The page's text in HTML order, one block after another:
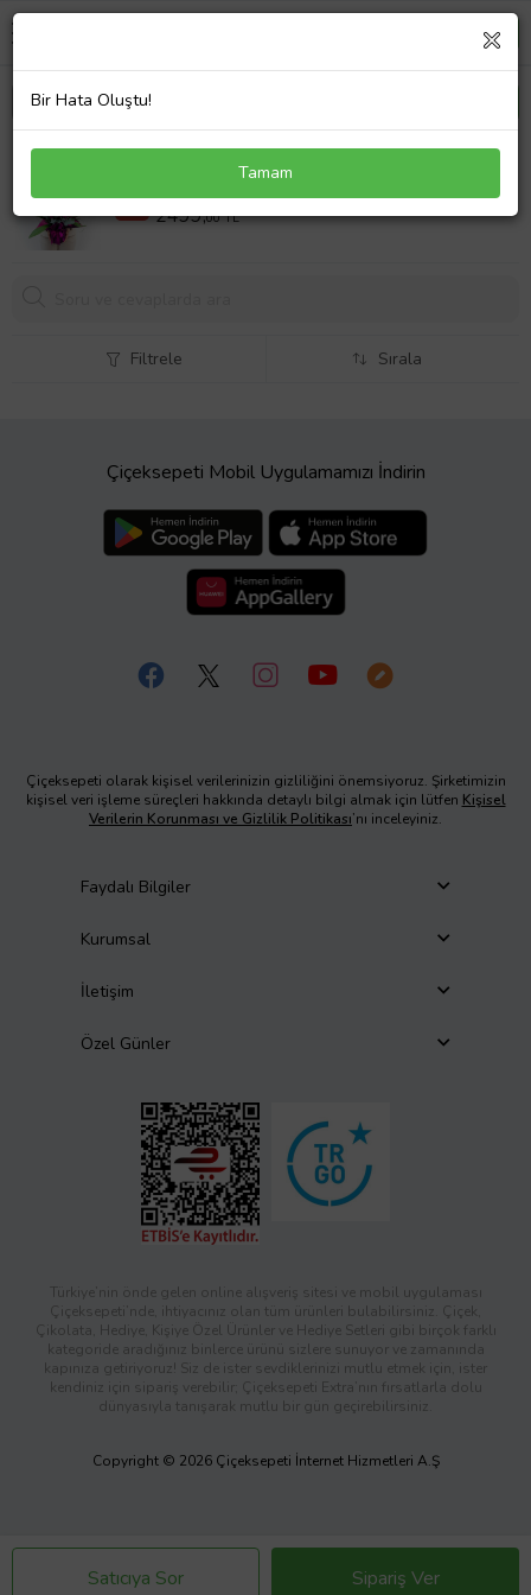
Premium Çift Dal Mor Orkide Kokulu Okaliptuslar ve
%11 2799,00 TL
2499,00 TL
Satıcıya Sor Sipariş Ver
Filtrele Sırala
Çiçeksepeti Mobil Uygulamamızı İndirin
Çiçeksepeti olarak kişisel verilerinizin gizliliğini önemsiyoruz. Şirketimizin
kişisel veri işleme süreçleri hakkında detaylı bilgi almak için lütfen Kişisel
Verilerin Korunması ve Gizlilik Politikası’nı inceleyiniz.
Faydalı Bilgiler
Kurumsal
İletişim
Özel Günler
Türkiye’nin önde gelen online alışveriş sitesi ve mobil uygulaması
Çiçeksepeti’nde, ihtiyacınız olan tüm ürünleri bulabilirsiniz. Çiçek,
Çikolata, Hediye, Kişiye Özel Ürünler ve Hediye Setleri gibi birçok farklı
kategoride aradığınız binlerce ürünü sizlere sunuyor ve zamanında
kapınıza getiriyoruz! Siz de ister sevdiklerinizi mutlu etmek için, ister
kendiniz için sipariş verebilir; Çiçeksepeti Extra’nın fırsatlarla dolu
dünyasıyla tanışarak mutlu bir gün geçirebilirsiniz.
Copyright © 2026 Çiçeksepeti İnternet Hizmetleri A.Ş
Bir Hata Oluştu!
Tamam